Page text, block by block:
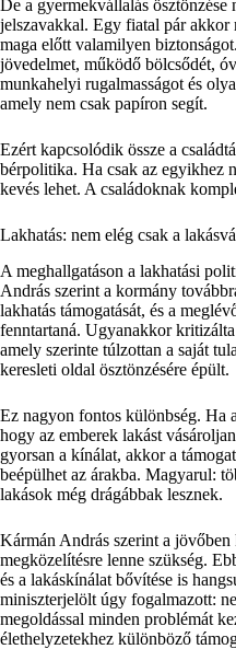
De a gyermekvállalás ösztönzése
jelszavakkal. Egy fiatal pár akkor
maga előtt valamilyen
jövedelmet, működő bölcsődét,
munkahelyi rugalmasságot és
amely nem csak papíron segít.
Ezért kapcsolódik össze a
bérpolitika. Ha csak az egyikhez
kevés lehet. A családoknak
Lakhatás: nem elég csak a
A meghallgatáson a lakhatási
András szerint a kormány
lakhatás támogatását, és a
fenntartaná. Ugyanakkor
amely szerinte túlzottan a saját
keresleti oldal ösztönzésére épült.
Ez nagyon fontos különbség. Ha
hogy az emberek lakást
gyorsan a kínálat, akkor a
beépülhet az árakba. Magyarul:
lakások még drágábbak lesznek.
Kármán András szerint a
megközelítésre lenne szükség.
és a lakáskínálat bővítése is
miniszterjelölt úgy fogalmazott:
megoldással minden problémát
élethelyzetekhez különböző